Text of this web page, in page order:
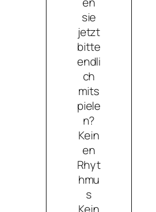
sie
jetzt
bitte
endli
ch
mits
piele
n?
Kein
en
Rhyt
hmu
s